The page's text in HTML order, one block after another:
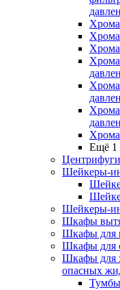
Ещё 1
Шейкеры-
Шейкеры-
Шкафы
Шкафы для
Шкафы для
Шкафы для
опасных